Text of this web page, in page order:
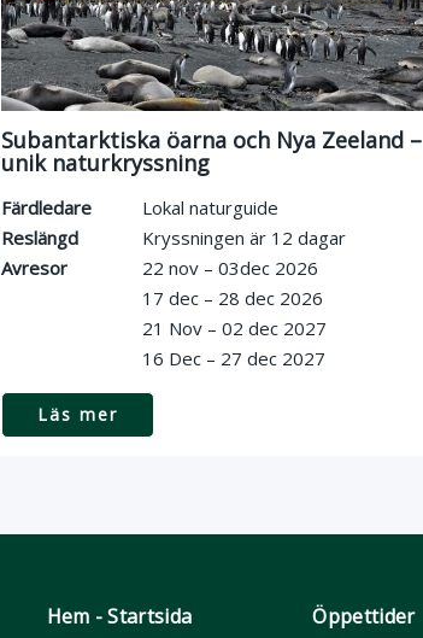
Subantarktiska öarna och Nya Zeeland –
unik naturkryssning
Färdledare
Lokal naturguide
Reslängd
Kryssningen är 12 dagar
Avresor
22 nov – 03dec 2026
17 dec – 28 dec 2026
21 Nov – 02 dec 2027
16 Dec – 27 dec 2027
Läs mer
Hem - Startsida Öppettider